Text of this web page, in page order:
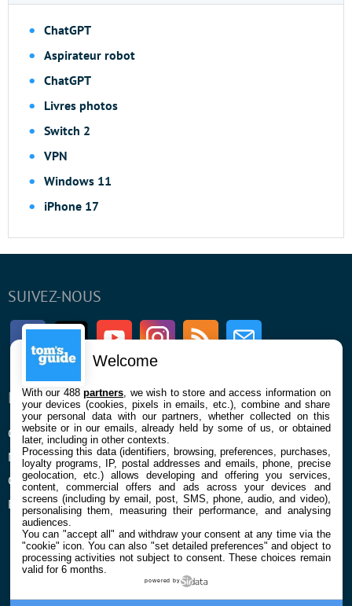
ChatGPT
Aspirateur robot
ChatGPT
Livres photos
Switch 2
VPN
Windows 11
iPhone 17
SUIVEZ-NOUS
FacebookTwitter Youtube InstagramRSS Newsletter
ENTREPRISE
Qui sommes nous
Mentions légales et CGU
Confidentialité et Cookies
Préférences cookies
À PROPOS
La rédaction
Contact
Welcome
With our 488partners , we wish to store and access information on
your devices (cookies, pixels in emails, etc.), combine and share
your personal data with our partners, whether collected on this
website or in our emails, already held by some of us, or obtained
later, including in other contexts.
Processing this data (identifiers, browsing, preferences, purchases,
loyalty programs, IP, postal addresses and emails, phone, precise
geolocation, etc.) allows developing and offering you services,
content, commercial offers and ads across your devices and
screens (including by email, post, SMS, phone, audio, and video),
personalising them, measuring their performance, and analysing
audiences.
You can "accept all" and withdraw your consent at any time via the
"cookie" icon. You can also "set detailed preferences" and object to
processing activities not subject to consent. These choices remain
valid for 6 months.
powered by